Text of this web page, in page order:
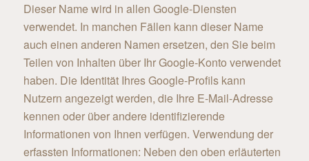
Dieser Name wird in allen Google-Diensten
verwendet. In manchen Fällen kann dieser Name
auch einen anderen Namen ersetzen, den Sie beim
Teilen von Inhalten über Ihr Google-Konto verwendet
haben. Die Identität Ihres Google-Profils kann
Nutzern angezeigt werden, die Ihre E-Mail-Adresse
kennen oder über andere identifizierende
Informationen von Ihnen verfügen. Verwendung der
erfassten Informationen: Neben den oben erläuterten